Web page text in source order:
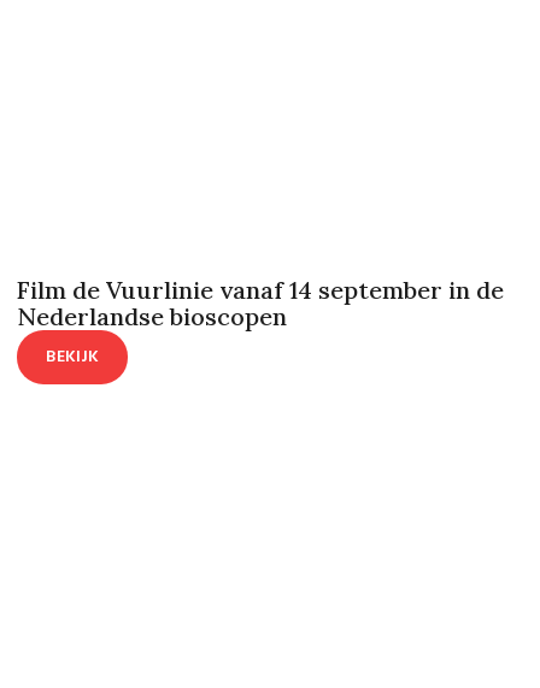
Film de Vuurlinie vanaf 14 september in de
Nederlandse bioscopen
BEKIJK